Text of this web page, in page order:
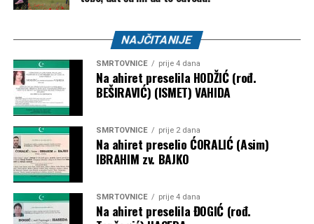
ŽOK “Bužim” –1.000 KM
Bosanski Petrovac – 3.500 KM
Udruženje košarkaškog sporta “Mladost” –
Karate klub “Mladost” –1.500 KM
Objavljivanjem kompletne liste korisnika javnost je po prvi
put dobila detaljan uvid u raspodjelu dodatnih budžetskih
sredstava za sport. Ostaje otvoreno pitanje prema kojim su
NAJČITANIJE
SMRTOVNICE prije 4 dana
Na ahiret preselila HODŽIĆ (rođ.
BEŠIRAVIĆ) (ISMET) VAHIDA
SMRTOVNICE prije 2 dana
Na ahiret preselio ĆORALIĆ (Asim)
IBRAHIM zv. BAJKO
SMRTOVNICE prije 4 dana
Na ahiret preselila ĐOGIĆ (rođ.